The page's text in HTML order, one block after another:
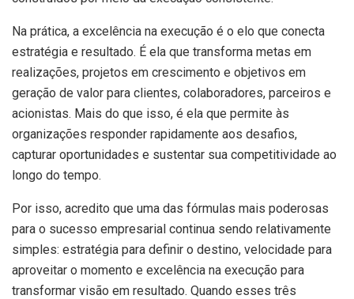
Na prática, a excelência na execução é o elo que conecta
estratégia e resultado. É ela que transforma metas em
realizações, projetos em crescimento e objetivos em
geração de valor para clientes, colaboradores, parceiros e
acionistas. Mais do que isso, é ela que permite às
organizações responder rapidamente aos desafios,
capturar oportunidades e sustentar sua competitividade ao
longo do tempo.
Por isso, acredito que uma das fórmulas mais poderosas
para o sucesso empresarial continua sendo relativamente
simples: estratégia para definir o destino, velocidade para
aproveitar o momento e excelência na execução para
transformar visão em resultado. Quando esses três